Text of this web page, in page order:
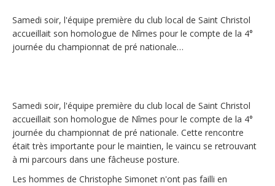
Samedi soir, l'équipe première du club local de Saint Christol
accueillait son homologue de Nîmes pour le compte de la 4°
journée du championnat de pré nationale…
Samedi soir, l'équipe première du club local de Saint Christol
accueillait son homologue de Nîmes pour le compte de la 4°
journée du championnat de pré nationale. Cette rencontre
était très importante pour le maintien, le vaincu se retrouvant
à mi parcours dans une fâcheuse posture.
Les hommes de Christophe Simonet n'ont pas failli en